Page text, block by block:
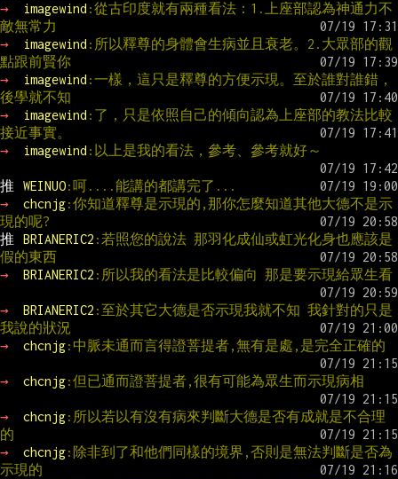
→
imagewind :從古印度就有兩種看法：1.上座部認為神通力不
敵無常力
→
imagewind :所以釋尊的身體會生病並且衰老。2.大眾部的觀
點跟前賢你
→
imagewind :一樣，這只是釋尊的方便示現。至於誰對誰錯，
後學就不知
→
imagewind :了，只是依照自己的傾向認為上座部的教法比較
接近事實。
→
imagewind :以上是我的看法，參考、參考就好～
推 WEINUO:呵....能講的都講完了...
→
chcnjg:你知道釋尊是示現的,那你怎麼知道其他大德不是示
現的呢?
推
BRIANERIC2 :若照您的說法 那羽化成仙或虹光化身也應該是
假的東西
→
BRIANERIC2 :所以我的看法是比較偏向 那是要示現給眾生看
→ BRIANERIC2 :至於其它大德是否示現我就不知 我針對的只是
我說的狀況
→
chcnjg:中脈未通而言得證菩提者,無有是處,是完全正確的
→ chcnjg:但已通而證菩提者,很有可能為眾生而示現病相
→ chcnjg:所以若以有沒有病來判斷大德是否有成就是不合理
的
→
chcnjg:除非到了和他們同樣的境界,否則是無法判斷是否為
示現的